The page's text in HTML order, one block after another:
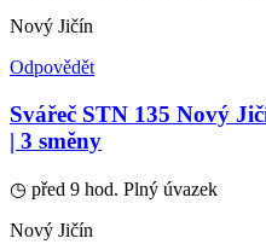
Nový Jičín
Odpovědět
Svářeč STN 135 Nový
| 3 směny
◷ před 9 hod. Plný úvazek
Nový Jičín